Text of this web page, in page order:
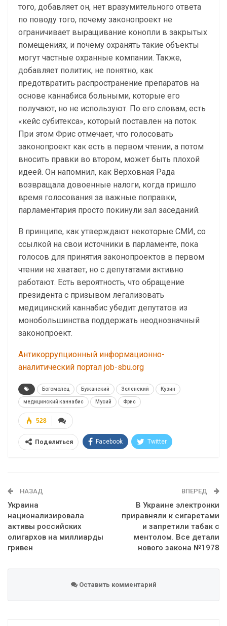
того, добавляет он, нет вразумительного ответа
по поводу того, почему законопроект не
ограничивает выращивание конопли в закрытых
помещениях, и почему охранять такие объекты
могут частные охранные компании. Также,
добавляет политик, не понятно, как
предотвратить распространение препаратов на
основе каннабиса больными, которые его
получают, но не используют. По его словам, есть
«кейс субитекса», который поставлен на поток.
При этом Фрис отмечает, что голосовать
законопроект как есть в первом чтении, а потом
вносить правки во втором, может быть плохой
идеей. Он напомнил, как Верховная Рада
возвращала довоенные налоги, когда пришло
время голосования за важные поправки,
парламентария просто покинули зал заседаний.
В принципе, как утверждают некоторые СМИ, со
ссылкой на свои источники в парламенте, пока
голосов для принятия законопроектов в первом
чтении не хватает, но с депутатами активно
работают. Есть вероятность, что обращение
президента с призывом легализовать
медицинский каннабис убедит депутатов из
монобольшинства поддержать неоднозначный
законопроект.
Антикоррупционный информационно-
аналитический портал job-sbu.org
Богомолец Бужанский Зеленский Кузин
медицинский каннабис Мусий Фрис
528
Поделиться Facebook Twitter
НАЗАД
Украина
национализировала
активы российских
олигархов на миллиарды
гривен
ВПЕРЕД
В Украине электронки
приравняли к сигаретами
и запретили табак с
ментолом. Все детали
нового закона №1978
Оставить комментарий